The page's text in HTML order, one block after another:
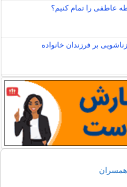
عاطفی را تمام کنیم؟
بر فرزندان خانواده
همسران